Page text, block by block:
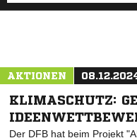
AKTIONEN
KLIMASCHUTZ:
Der DFB hat beim Projekt